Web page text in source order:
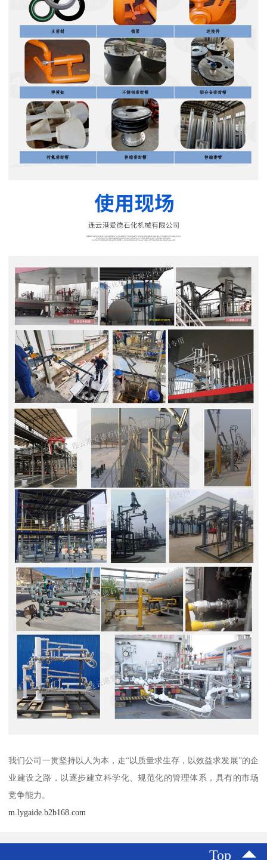
我们公司一贯坚持以人为本，走“以质量求生存，以效益求发展”的企
业建设之路，以逐步建立科学化、规范化的管理体系，具有的市场
竞争能力。
m.lygaide.b2b168.com
Top